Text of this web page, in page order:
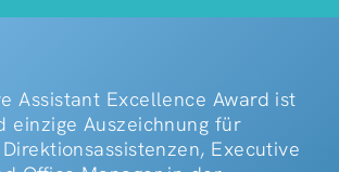
Assistant Excellence Award ist
einzige Auszeichnung für
Executive